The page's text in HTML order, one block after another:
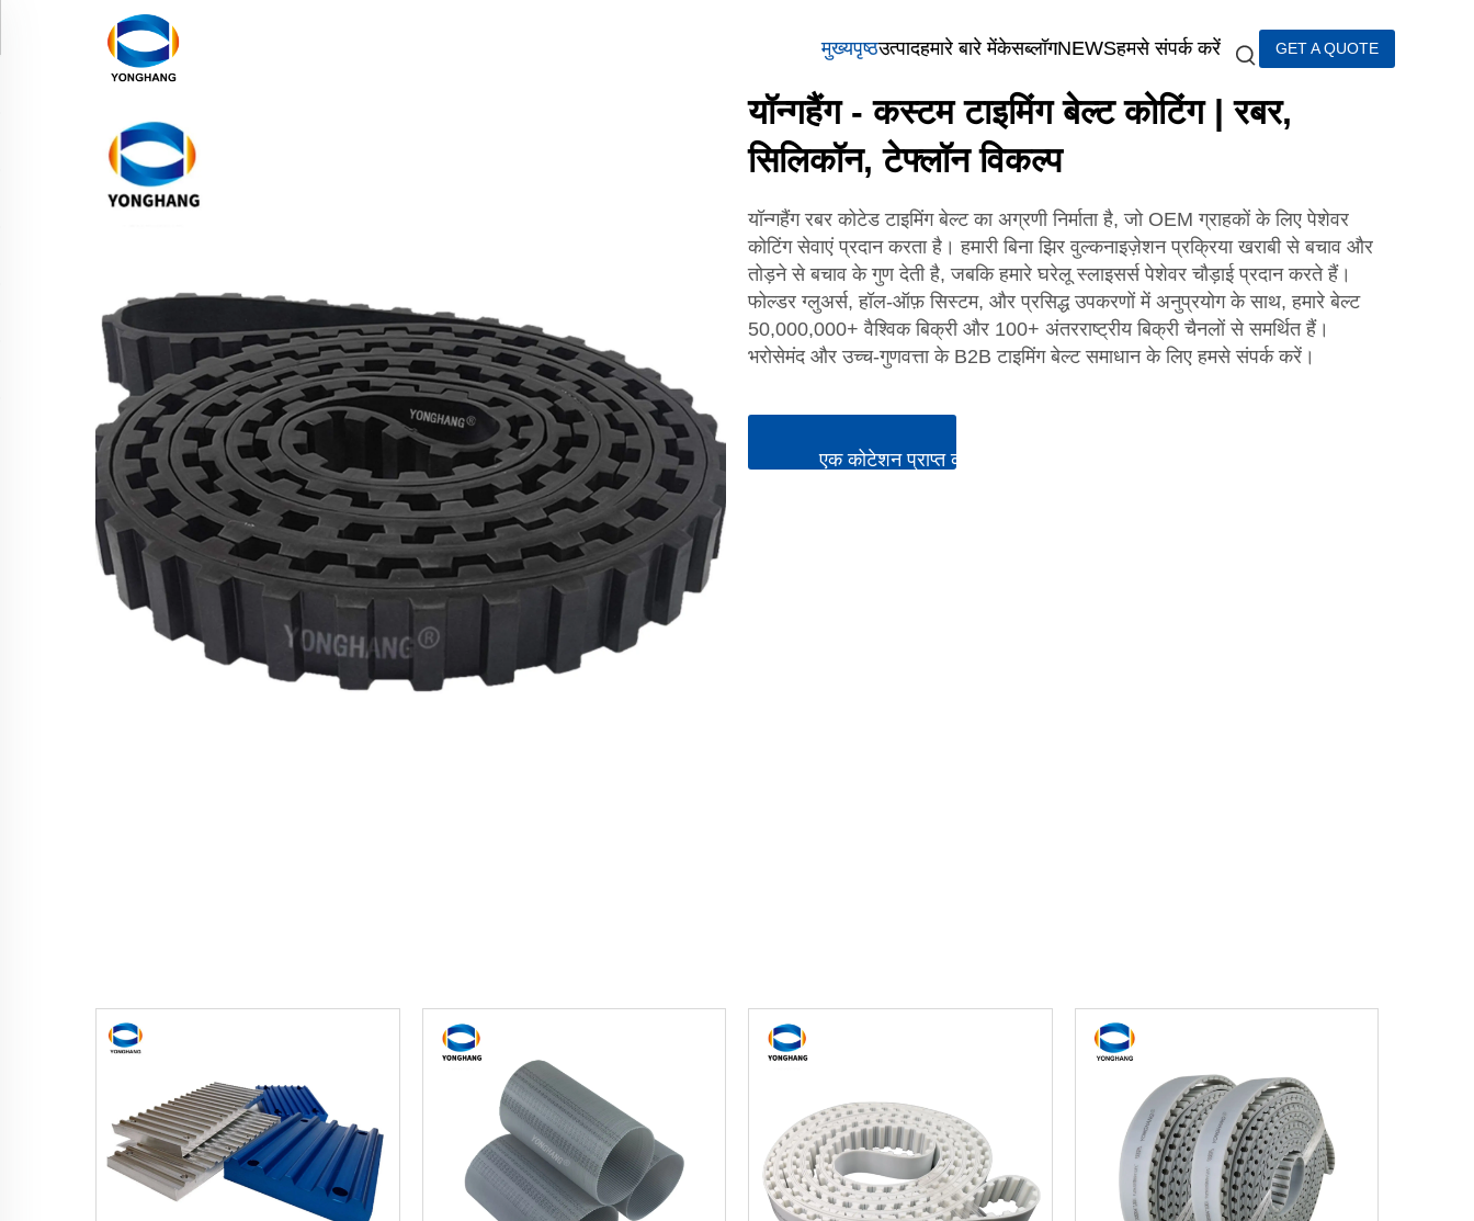
मुख्यपृष्ठउत्पादहमारे बारे मेंकेसब्लॉगNEWSहमसे संपर्क करें GET A QUOTE
यॉन्गहैंग - कस्टम टाइमिंग बेल्ट कोटिंग | रबर,
सिलिकॉन, टेफ्लॉन विकल्प
यॉन्गहैंग रबर कोटेड टाइमिंग बेल्ट का अग्रणी निर्माता है, जो OEM ग्राहकों के लिए पेशेवर
कोटिंग सेवाएं प्रदान करता है। हमारी बिना झिर वुल्कनाइज़ेशन प्रक्रिया खराबी से बचाव और
तोड़ने से बचाव के गुण देती है, जबकि हमारे घरेलू स्लाइसर्स पेशेवर चौड़ाई प्रदान करते हैं।
फोल्डर ग्लुअर्स, हॉल-ऑफ़ सिस्टम, और प्रसिद्ध उपकरणों में अनुप्रयोग के साथ, हमारे बेल्ट
50,000,000+ वैश्विक बिक्री और 100+ अंतरराष्ट्रीय बिक्री चैनलों से समर्थित हैं।
भरोसेमंद और उच्च-गुणवत्ता के B2B टाइमिंग बेल्ट समाधान के लिए हमसे संपर्क करें।
एक कोटेशन प्राप्त करें